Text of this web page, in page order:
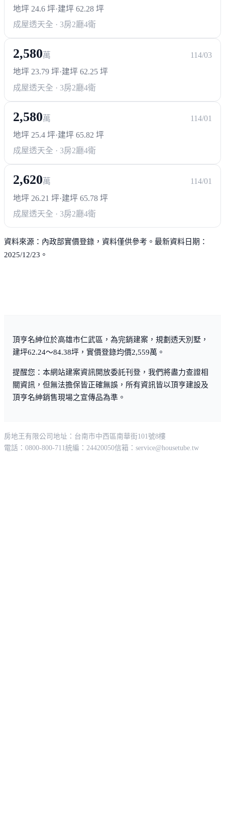
地坪 24.6 坪·建坪 62.28 坪
成屋透天全 · 3房2廳4衛
2,580萬
114/03
地坪 23.79 坪·建坪 62.25 坪
成屋透天全 · 3房2廳4衛
2,580萬
114/01
地坪 25.4 坪·建坪 65.82 坪
成屋透天全 · 3房2廳4衛
2,620萬
114/01
地坪 26.21 坪·建坪 65.78 坪
成屋透天全 · 3房2廳4衛
資料來源：內政部實價登錄，資料僅供參考。最新資料日期：
2025/12/23。
頂亨名紳位於高雄市仁武區，為完銷建案，規劃透天別墅，
建坪62.24～84.38坪，實價登錄均價2,559萬。
提醒您：本網站建案資訊開放委託刊登，我們將盡力查證相
關資訊，但無法擔保皆正確無誤，所有資訊皆以頂亨建設及
頂亨名紳銷售現場之宣傳品為準。
房地王有限公司 地址：台南市中西區南華街101號8樓
電話：0800-800-711統編：24420050信箱： service@housetube.tw